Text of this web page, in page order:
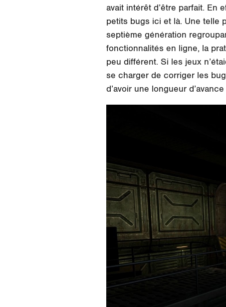
avait intérêt d’être parfait. En
petits bugs ici et là. Une telle
septième génération
fonctionnalités en ligne, la
peu différent. Si les jeux
se charger de corriger les
d’avoir une longueur